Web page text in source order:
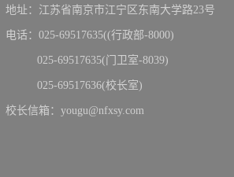
地址：江苏省南京市江宁区东南大学路23号
电话：025-69517635((行政部-8000)
025-69517635(门卫室-8039)
025-69517636(校长室)
校长信箱：yougu@nfxsy.com